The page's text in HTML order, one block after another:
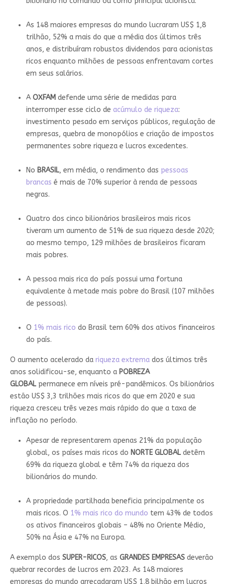
As 148 maiores empresas do mundo lucraram US$ 1,8
trilhão, 52% a mais do que a média dos últimos três
anos, e distribuíram robustos dividendos para acionistas
ricos enquanto milhões de pessoas enfrentavam cortes
em seus salários.
A OXFAM defende uma série de medidas para
interromper esse ciclo de acúmulo de riqueza:
investimento pesado em serviços públicos, regulação de
empresas, quebra de monopólios e criação de impostos
permanentes sobre riqueza e lucros excedentes.
No BRASIL, em média, o rendimento das pessoas
brancas é mais de 70% superior à renda de pessoas
negras.
Quatro dos cinco bilionários brasileiros mais ricos
tiveram um aumento de 51% de sua riqueza desde 2020;
ao mesmo tempo, 129 milhões de brasileiros ficaram
mais pobres.
A pessoa mais rica do país possui uma fortuna
equivalente à metade mais pobre do Brasil (107 milhões
de pessoas).
O 1% mais rico do Brasil tem 60% dos ativos financeiros
do país.
O aumento acelerado da riqueza extremados últimos três
anos solidificou-se, enquanto a POBREZA
GLOBALpermanece em níveis pré-pandêmicos. Os bilionários
estão US$ 3,3 trilhões mais ricos do que em 2020 e sua
riqueza cresceu três vezes mais rápido do que a taxa de
inflação no período.
Apesar de representarem apenas 21% da população
global, os países mais ricos do NORTE GLOBALdetêm
69% da riqueza global e têm 74% da riqueza dos
bilionários do mundo.
A propriedade partilhada beneficia principalmente os
mais ricos. O 1% mais rico do mundo tem 43% de todos
os ativos financeiros globais – 48% no Oriente Médio,
50% na Ásia e 47% na Europa.
A exemplo dos SUPER-RICOS, as GRANDES EMPRESASdeverão
quebrar recordes de lucros em 2023. As 148 maiores
empresas do mundo arrecadaram US$ 1,8 bilhão em lucros